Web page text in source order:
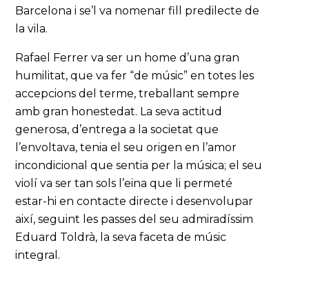
Barcelona i se’l va nomenar fill predilecte de
la vila.
Rafael Ferrer va ser un home d’una gran
humilitat, que va fer “de músic” en totes les
accepcions del terme, treballant sempre
amb gran honestedat. La seva actitud
generosa, d’entrega a la societat que
l’envoltava, tenia el seu origen en l’amor
incondicional que sentia per la música; el seu
violí va ser tan sols l’eina que li permeté
estar-hi en contacte directe i desenvolupar
així, seguint les passes del seu admiradíssim
Eduard Toldrà, la seva faceta de músic
integral.